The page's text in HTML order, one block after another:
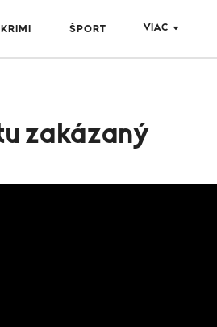
KRIMI ŠPORT VIAC
zakázaný